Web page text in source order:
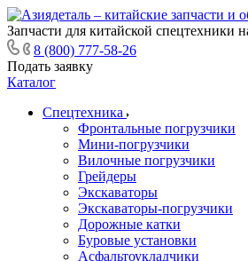
Запчасти для китайской спецтехники
8 (800) 777-58-26
Подать заявку
Каталог
Спецтехника
Фронтальные погрузчики
Мини-погрузчики
Вилочные погрузчики
Грейдеры
Экскаваторы
Экскаваторы-погрузчики
Дорожные катки
Буровые установки
Асфальтоукладчики